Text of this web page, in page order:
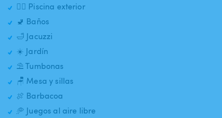
🏊‍♂️ Piscina exterior
🚽 Baños
🛁 Jacuzzi
☀️ Jardín
⛱️ Tumbonas
🪑 Mesa y sillas
🍖 Barbacoa
🥏 Juegos al aire libre